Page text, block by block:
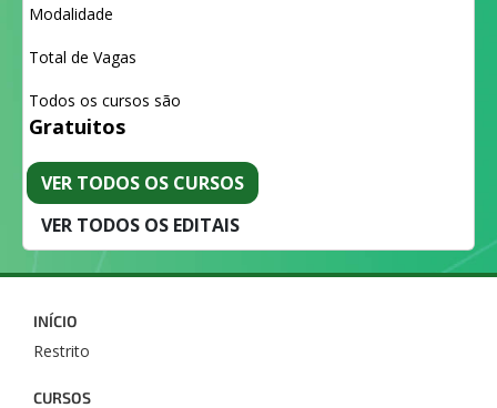
Modalidade
Total de Vagas
Todos os cursos são
Gratuitos
VER TODOS OS CURSOS
VER TODOS OS EDITAIS
INÍCIO
Restrito
CURSOS